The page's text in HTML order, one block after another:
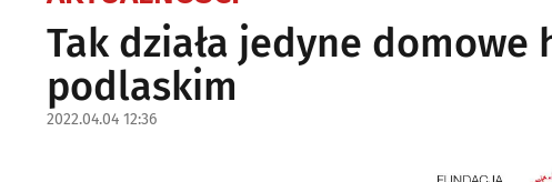
Tak działa jedyne
podlaskim
2022.04.04 12:36